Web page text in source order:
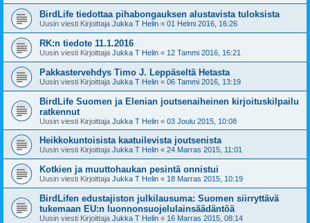
BirdLife tiedottaa pihabongauksen alustavista tuloksista
Uusin viesti Kirjoittaja Jukka T Helin « 01 Helmi 2016, 16:26
RK:n tiedote 11.1.2016
Uusin viesti Kirjoittaja Jukka T Helin « 12 Tammi 2016, 16:21
Pakkastervehdys Timo J. Leppäseltä Hetasta
Uusin viesti Kirjoittaja Jukka T Helin « 06 Tammi 2016, 13:19
BirdLife Suomen ja Elenian joutsenaiheinen kirjoituskilpailu
ratkennut
Uusin viesti Kirjoittaja Jukka T Helin « 03 Joulu 2015, 10:08
Heikkokuntoisista kaatuilevista joutsenista
Uusin viesti Kirjoittaja Jukka T Helin « 24 Marras 2015, 11:01
Kotkien ja muuttohaukan pesintä onnistui
Uusin viesti Kirjoittaja Jukka T Helin « 18 Marras 2015, 10:19
BirdLifen edustajiston julkilausuma: Suomen siirryttävä
tukemaan EU:n luonnonsuojelulainsäädäntöä
Uusin viesti Kirjoittaja Jukka T Helin « 16 Marras 2015, 08:14